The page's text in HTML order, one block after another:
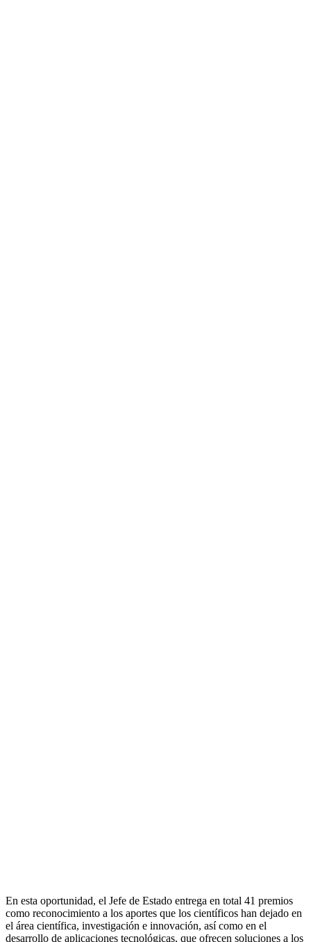
En esta oportunidad, el Jefe de Estado entrega en total 41 premios
como reconocimiento a los aportes que los científicos han dejado en
el área científica, investigación e innovación, así como en el
desarrollo de aplicaciones tecnológicas, que ofrecen soluciones a los